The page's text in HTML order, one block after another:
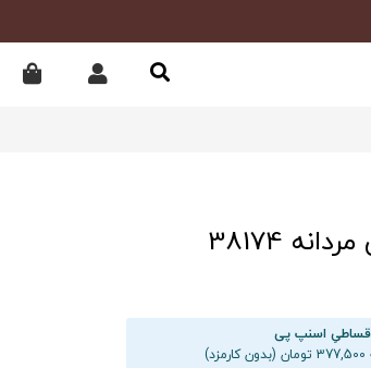
38174
اسنپ پی